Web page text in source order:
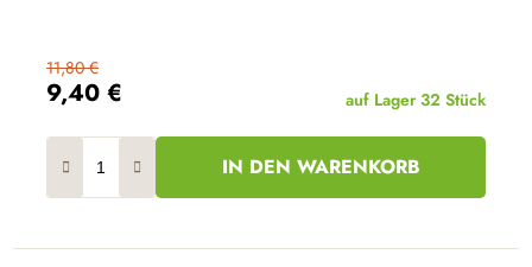
9,40 €
11,80 €
auf Lager 32 Stück
IN DEN WARENKORB